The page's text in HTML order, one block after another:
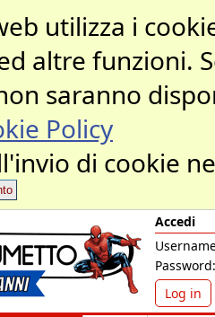
utilizza i
altre funzioni.
saranno
Policy
di cookie
Accedi
Password:
Log in